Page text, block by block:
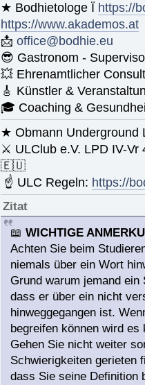
★ Bodhietologe Ï https://
https://www.akademos.at
📩office@bodhie.eu
😎 Gastronom -
💥 Ehrenamtlicher
🎸 Künstler &
🎓 Coaching &
★ Obmann Underground
⚔ ULClub e.V. LPD IV-
🇪🇺
☝ ULC Regeln: https://
Zitat
📖WICHTIGE
Achten Sie beim
niemals über ein Wort
Grund warum jemand
dass er über ein nicht
hinweggegangen ist.
begreifen können wird
Gehen Sie nicht weiter
Schwierigkeiten gerieten
dass Sie seine Definition